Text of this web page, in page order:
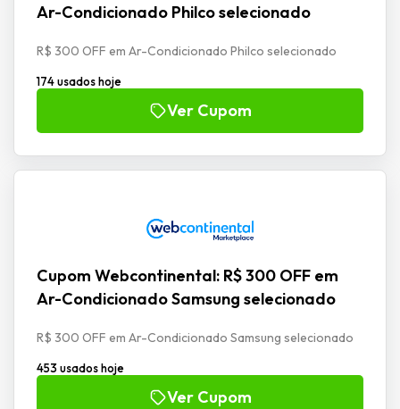
Ar-Condicionado Philco selecionado
R$ 300 OFF em Ar-Condicionado Philco selecionado
174 usados hoje
Ver Cupom
Cupom Webcontinental: R$ 300 OFF em
Ar-Condicionado Samsung selecionado
R$ 300 OFF em Ar-Condicionado Samsung selecionado
453 usados hoje
Ver Cupom